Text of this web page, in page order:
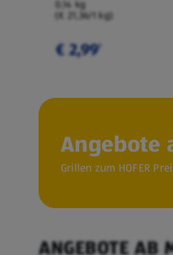
0,14 kg
(€ 21,36/1 kg)
€ 2,99¹
Angebote
Grillen zum HOFER
ANGEBOTE AB